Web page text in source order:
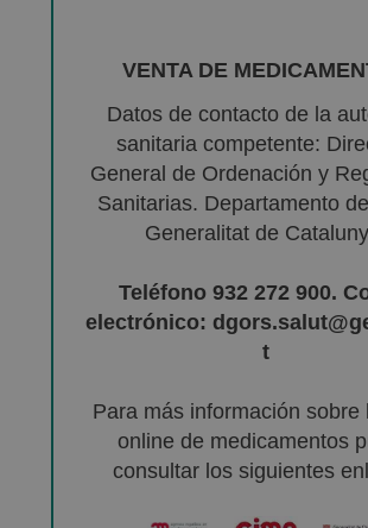
VENTA DE
Datos de contacto de la
sanitaria competente:
General de Ordenación y
Sanitarias. Departamento
Generalitat de
Teléfono 932 272 900.
electrónico:
t
Para más información sobre
online de medicamentos
consultar los siguientes